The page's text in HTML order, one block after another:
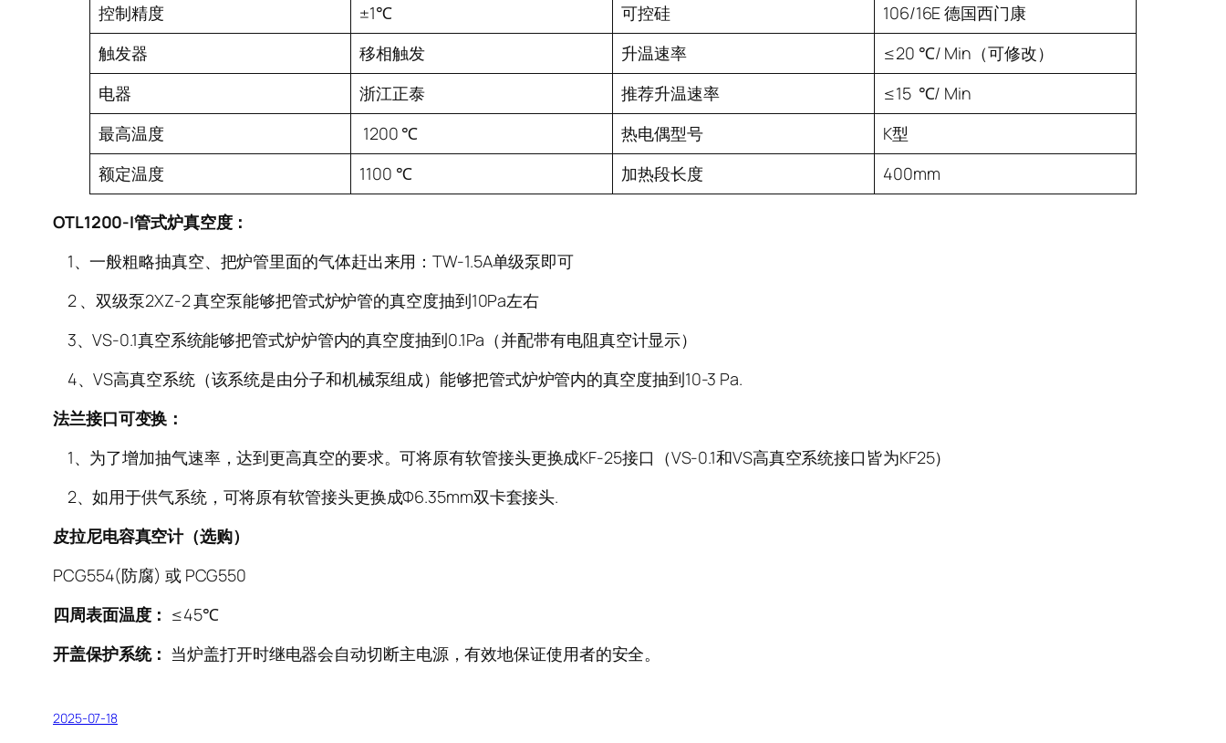
控制精度 ±1℃ 可控硅
106/16E 德国西门康
触发器
移相触发 升温速率
≤20 ℃/ Min（可修改）
电器
浙江正泰 推荐升温速率
≤15 ℃/ Min
最高温度
1200 ℃ 热电偶型号
K型
额定温度
1100 ℃ 加热段长度 400mm
OTL1200-I管式炉真空度：
1、一般粗略抽真空、把炉管里面的气体赶出来用：TW-1.5A单级泵即可
2 、双级泵2XZ-2 真空泵能够把管式炉炉管的真空度抽到10Pa左右
3、VS-0.1真空系统能够把管式炉炉管内的真空度抽到0.1Pa（并配带有电阻真空计显示）
4、VS高真空系统（该系统是由分子和机械泵组成）能够把管式炉炉管内的真空度抽到10-3 Pa.
法兰接口可变换：
1、为了增加抽气速率，达到更高真空的要求。可将原有软管接头更换成KF-25接口（VS-0.1和VS高真空系统接口皆为KF25）
2、如用于供气系统，可将原有软管接头更换成Φ6.35mm双卡套接头.
皮拉尼电容真空计（选购）
PCG554(防腐) 或 PCG550
四周表面温度： ≤45℃
开盖保护系统： 当炉盖打开时继电器会自动切断主电源，有效地保证使用者的安全。
2025-07-18